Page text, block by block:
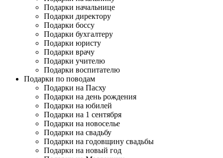
Подарки начальнице
Подарки директору
Подарки боссу
Подарки бухгалтеру
Подарки юристу
Подарки врачу
Подарки учителю
Подарки воспитателю
Подарки по поводам
Подарки на Пасху
Подарки на день рождения
Подарки на юбилей
Подарки на 1 сентября
Подарки на новоселье
Подарки на свадьбу
Подарки на годовщину свадьбы
Подарки на новый год